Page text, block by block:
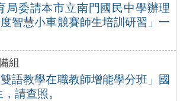
局委請本市立南門國民中學辦理
度智慧小車競賽師生培訓研習」一
組
雙語教學在職教師增能學分班」國
請查照。